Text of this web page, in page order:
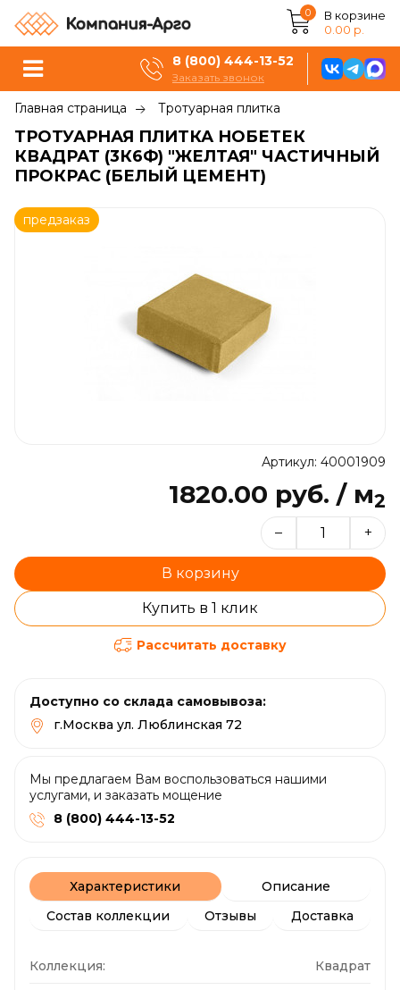
0
В корзине
0.00 р.
8 (800) 444-13-52
Заказать звонок
Главная страница Тротуарная плитка
ТРОТУАРНАЯ ПЛИТКА НОБЕТЕК
КВАДРАТ (3К6Ф) "ЖЕЛТАЯ" ЧАСТИЧНЫЙ
ПРОКРАС (БЕЛЫЙ ЦЕМЕНТ)
предзаказ
Артикул: 40001909
1820.00 руб. / м2
– +
В корзину
Купить в 1 клик
Рассчитать доставку
Доступно со склада самовывоза:
г.Москва ул. Люблинская 72
Мы предлагаем Вам воспользоваться нашими
услугами, и заказать мощение
8 (800) 444-13-52
Характеристики
Описание
Состав коллекции
Отзывы Доставка
Коллекция: Квадрат